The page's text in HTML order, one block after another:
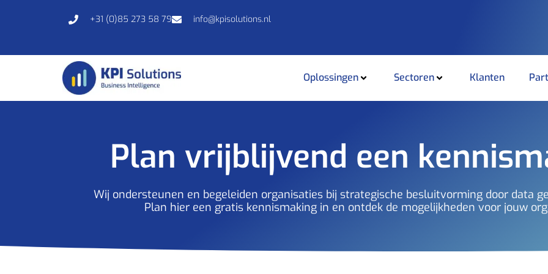
+31 (0)85 273 58 79 info@kpisolutions.nl
Oplossingen Sectoren Klanten
Plan vrijblijvend een
Wij ondersteunen en begeleiden organisaties bij strategische besluitvorming door data
Plan hier een gratis kennismaking in en ontdek de mogelijkheden voor jouw